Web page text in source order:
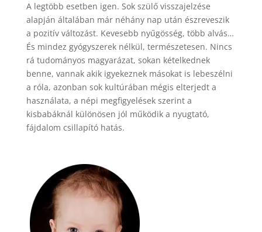
A legtöbb esetben igen. Sok szülő visszajelzése
alapján általában már néhány nap után észreveszik
a pozitív változást. Kevesebb nyűgösség, több alvás…
És mindez gyógyszerek nélkül, természetesen. Nincs
rá tudományos magyarázat, sokan kételkednek
benne, vannak akik igyekeznek másokat is lebeszélni
a róla, azonban sok kultúrában mégis elterjedt a
használata, a népi megfigyelések szerint a
kisbabáknál különösen jól működik a nyugtató,
fájdalom csillapító hatás.